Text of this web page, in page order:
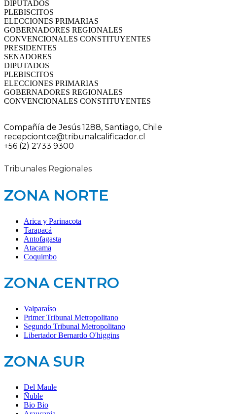
DIPUTADOS
PLEBISCITOS
ELECCIONES PRIMARIAS
GOBERNADORES REGIONALES
CONVENCIONALES CONSTITUYENTES
PRESIDENTES
SENADORES
DIPUTADOS
PLEBISCITOS
ELECCIONES PRIMARIAS
GOBERNADORES REGIONALES
CONVENCIONALES CONSTITUYENTES
Compañía de Jesús 1288, Santiago, Chile
recepciontce@tribunalcalificador.cl
+56 (2) 2733 9300
Tribunales Regionales
ZONA NORTE
Arica y Parinacota
Tarapacá
Antofagasta
Atacama
Coquimbo
ZONA CENTRO
Valparaíso
Primer Tribunal Metropolitano
Segundo Tribunal Metropolitano
Libertador Bernardo O'higgins
ZONA SUR
Del Maule
Ñuble
Bio Bio